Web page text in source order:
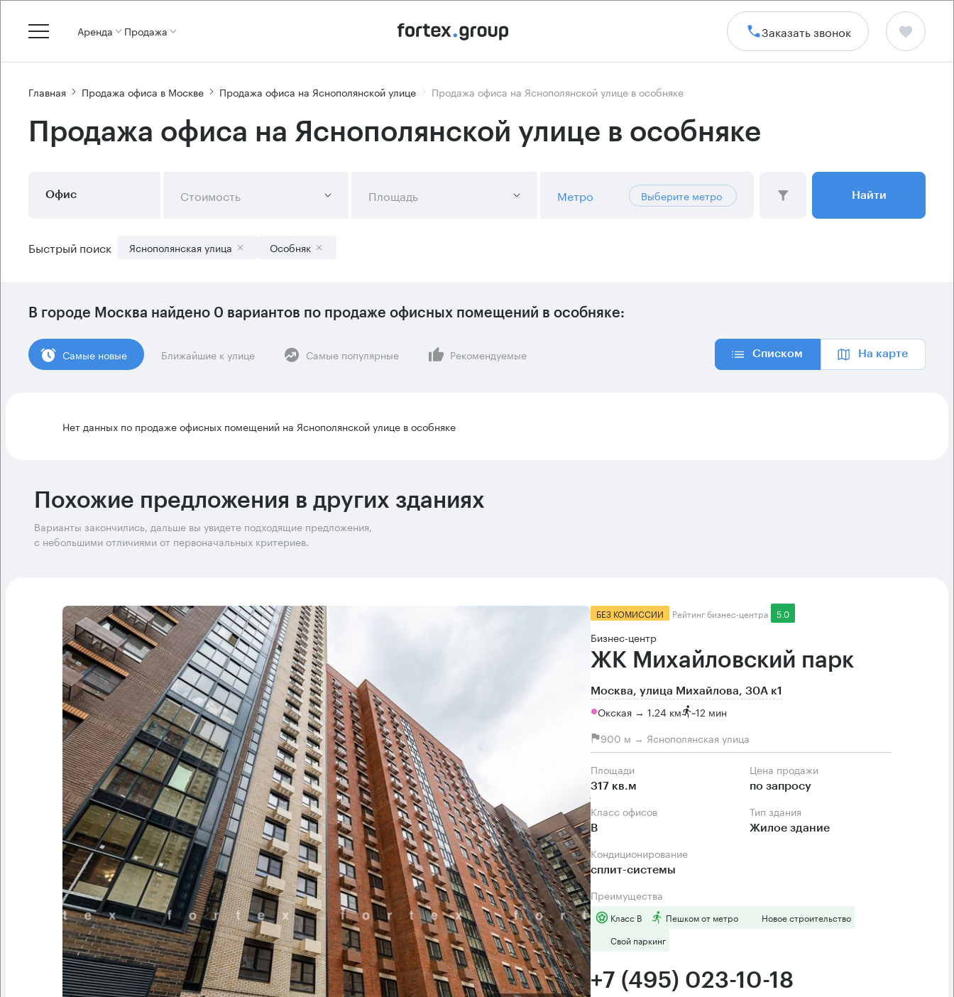
Аренда Продажа Заказать звонок
Главная Продажа офиса в Москве Продажа офиса на Яснополянской улице Продажа офиса на Яснополянской улице в особняке
Продажа офиса на Яснополянской улице в особняке
Офис Стоимость Площадь Метро Выберите метро Найти
Быстрый поиск Яснополянская улица Особняк
В городе Москва найдено 0 вариантов по продаже офисных помещений в особняке:
Cамые новые Ближайшие к улице Самые популярные Рекомендуемые Списком На карте
Нет данных по продаже офисных помещений на Яснополянской улице в особняке
Похожие предложения в других зданиях
Варианты закончились, дальше вы увидете подходящие предложения,
с небольшими отличиями от первоначальных критериев.
БЕЗ КОМИССИИ Рейтинг бизнес-центра 5.0
Бизнес-центр
ЖК Михайловский парк
Москва, улица Михайлова, 30А к1
Окская → 1.24 км ~12 мин
900 м → Яснополянская улица
Площади
317 кв.м
Цена продажи
по запросу
Класс офисов
B
Тип здания
Жилое здание
Кондиционирование
сплит-системы
Преимущества
Класс B Пешком от метро
Новое строительство
Свой паркинг
+7 (495) 023-10-18